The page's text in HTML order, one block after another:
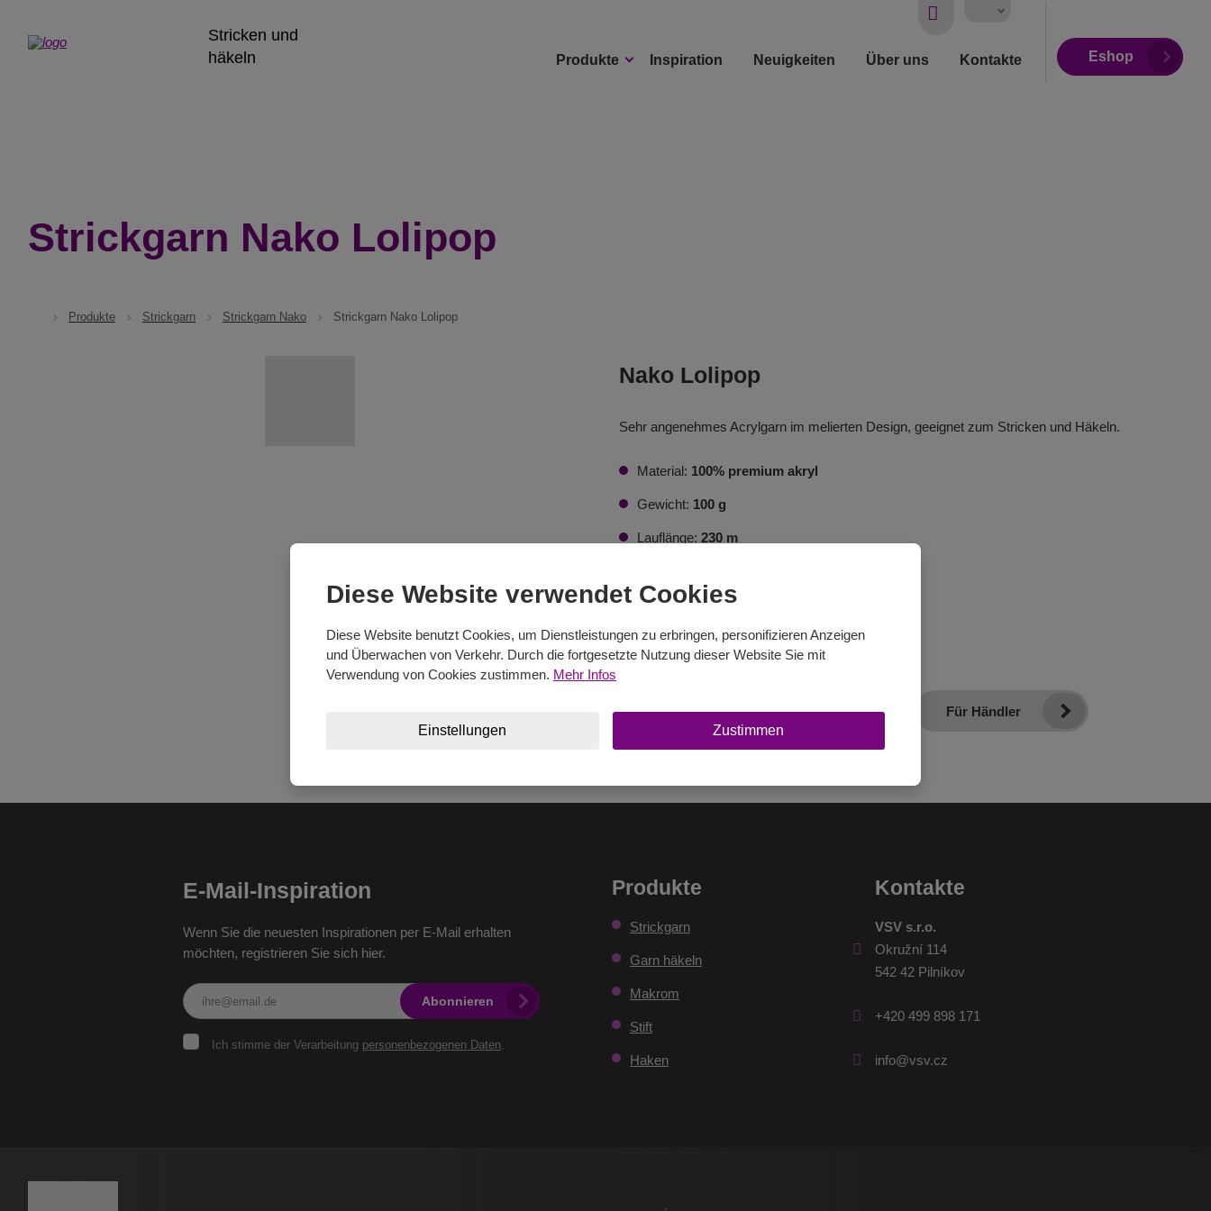
Stricken und
häkeln
Produkte Inspiration Neuigkeiten Über uns Kontakte
Vyhledávání
Eshop
Strickgarn Nako Lolipop
Produkte Strickgarn Strickgarn Nako Strickgarn Nako Lolipop
Nako Lolipop
Sehr angenehmes Acrylgarn im melierten Design, geeignet zum Stricken und Häkeln.
Material: 100% premium akryl
Gewicht: 100 g
Lauflänge: 230 m
Stricknadeln:3,5 - 4
Häkelnadel:2,5
Im E-Shop kaufen Für Händler
E-Mail-Inspiration
Wenn Sie die neuesten Inspirationen per E-Mail erhalten
möchten, registrieren Sie sich hier.
Ich stimme der Verarbeitung personenbezogenen Daten.
Abonnieren
Produkte
Strickgarn
Garn häkeln
Makrom
Stift
Haken
Kontakte
VSV s.r.o.
Okružní 114
542 42 Pilníkov
+420 499 898 171
info@vsv.cz
Diese Website verwendet Cookies
Diese Website benutzt Cookies, um Dienstleistungen zu erbringen, personifizieren Anzeigen
und Überwachen von Verkehr. Durch die fortgesetzte Nutzung dieser Website Sie mit
Verwendung von Cookies zustimmen. Mehr Infos
Einstellungen Zustimmen